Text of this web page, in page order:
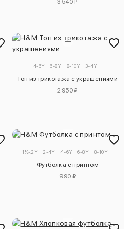
3540 ₽
4-6Y 6-8Y 8-10Y 3-4Y
Топ из трикотажа с украшениями
2950 ₽
1½-2Y 2-4Y 4-6Y 6-8Y 8-10Y
Футболка с принтом
990 ₽